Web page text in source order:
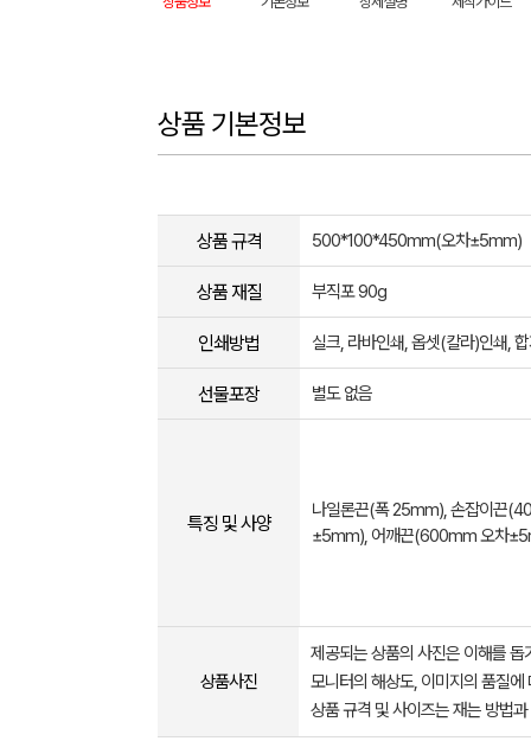
상품 기본정보
상품 규격 500*100*450mm(오차±5mm​)
상품 재질 부직포 90g
인쇄방법 실크, 라바인쇄, 옵셋(칼라)인쇄,
선물포장 별도 없음
특징 및 사양
나일론끈(폭 25mm), 손잡이끈
±5mm), 어깨끈(600mm 오차
상품사진
제공되는 상품의 사진은 이해를
모니터의 해상도, 이미지의 품질
상품 규격 및 사이즈는 재는 방법